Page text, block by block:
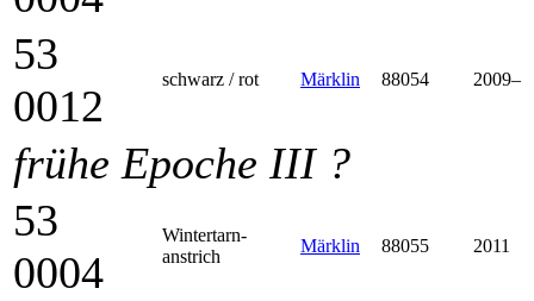
53
0012
schwarz / rot Märklin 88054 2009–
frühe Epoche III ?
53
0004
Winter­tarn­
anstrich
Märklin 88055 2011